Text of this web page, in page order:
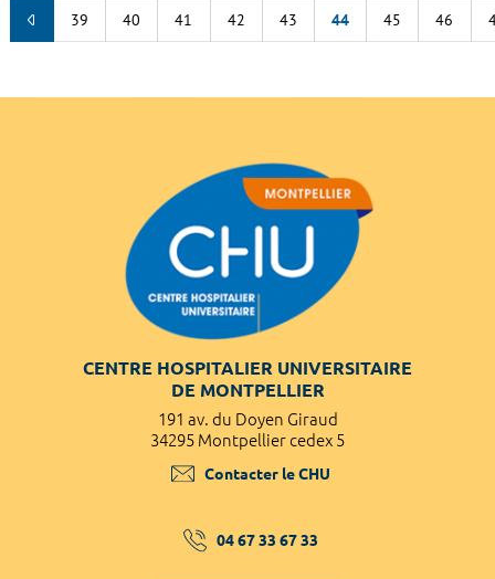
39 40 41 42 43 44 45 46
CENTRE HOSPITALIER UNIVERSITAIRE
DE MONTPELLIER
191 av. du Doyen Giraud
34295 Montpellier cedex 5
Contacter le CHU
04 67 33 67 33